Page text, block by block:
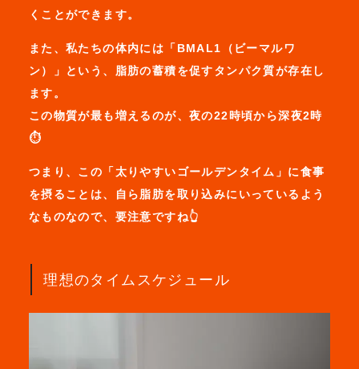
くことができます。
また、私たちの体内には「BMAL1（ビーマルワ
ン）」という、脂肪の蓄積を促すタンパク質が存在し
ます。
この物質が最も増えるのが、夜の22時頃から深夜2時
⏱
つまり、この「太りやすいゴールデンタイム」に食事
を摂ることは、自ら脂肪を取り込みにいっているよう
なものなので、要注意ですね👆
理想のタイムスケジュール